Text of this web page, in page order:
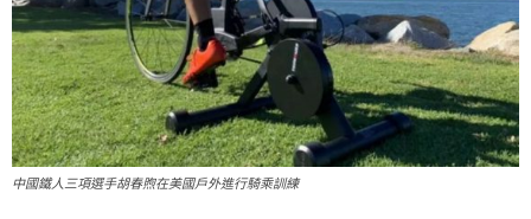
中國鐵人三項選手胡春煦在美國戶外進行騎乘訓練